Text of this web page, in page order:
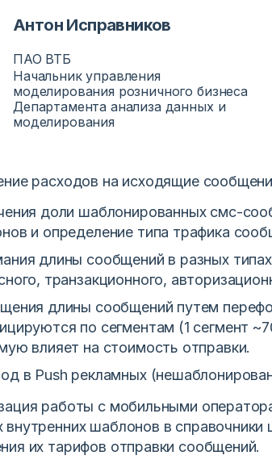
Антон Исправников
ПАО ВТБ
Начальник управления
моделирования розничного бизнеса
Департамента анализа данных и
моделирования
расходов на исходящие
доли шаблонированных смс-
и определение типа трафика
длины сообщений в разных
транзакционного,
длины сообщений путем
по сегментам (1 сегмент
влияет на стоимость отправки.
в Push рекламных
работы с мобильными
внутренних шаблонов в
их тарифов отправки сообщений.